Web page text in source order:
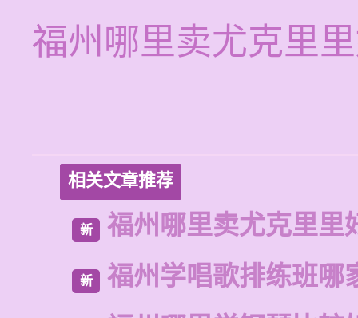
福州哪里卖尤克里
相关文章推荐
新 福州哪里卖尤克里里
新
福州学唱歌排练班哪